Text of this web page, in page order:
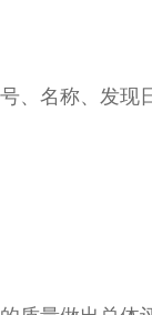
、名称、发